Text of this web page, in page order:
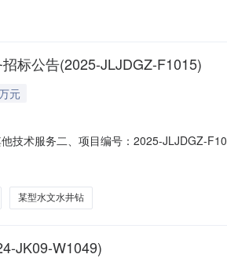
标公告(2025-JLJDGZ-F1015)
元
技术服务二、项目编号：2025-JLJDGZ-
领取。四、外协控制价43.0万元。五、报
某型水文水井钻
JK09-W1049)